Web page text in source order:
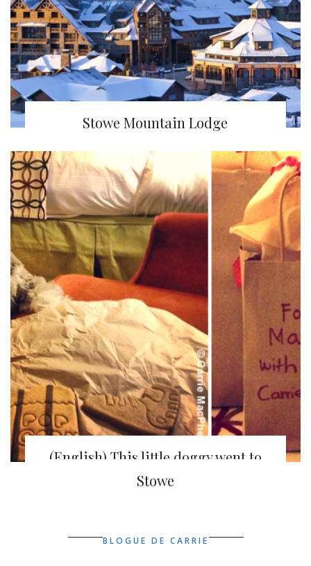
Stowe Mountain Lodge
(English) This little doggy went to
Stowe Mountain Lodge
Stowe
BLOGUE DE CARRIE